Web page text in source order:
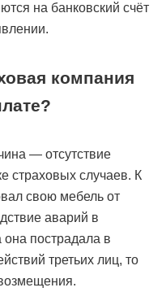
на банковский счёт
компания
— отсутствие
страховых случаев. К
свою мебель от
аварий в
пострадала в
третьих лиц, то